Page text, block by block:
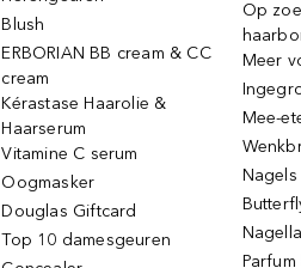
Blush
ERBORIAN BB cream & CC
cream
Kérastase Haarolie &
Haarserum
Vitamine C serum
Oogmasker
Douglas Giftcard
Top 10 damesgeuren
Op
Meer
Mee-
Nagels